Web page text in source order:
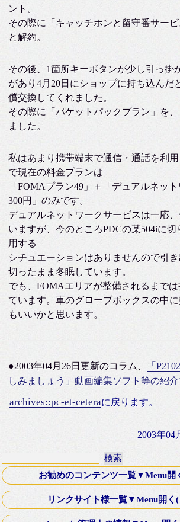
ント。
その際に「キャッチホンと留守番サー
と解約。
その後、1箇所キーボタンが少し引っ掛
があり4月20日にショップに持ち込んだ
償交換してくれました。
その際に「パケットパックプラン」を
ました。
私はあまり携帯端末で通信・通話を利
で現在の料金プランは
「FOMAプラン49」＋「デュアルネッ
300円」のみです。
デュアルネットワークサービスは一応
いますが、今のところPDCの某504iに
用する
シチュエーションはありませんので引
切ったまま冬眠しています。
でも、FOMAエリアが整備されるまで
ています。車のグローブボックスの中
もいいかと思います。
●2003年04月26日更新のコラム、
「
しみましょう」動画編集ソフト等の紹介
archives::pc-et-ceteraに戻ります。
2003年04
お勧めのコンテンツ一覧▼Menu
第十八話・外伝「Down ！」K氏より
Old Fashioned Love Songシリーズ
リンクサイト様一覧▼Menu開
文芸Webサーチ